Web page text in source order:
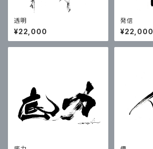
透明
¥22,000
発信
¥22,000